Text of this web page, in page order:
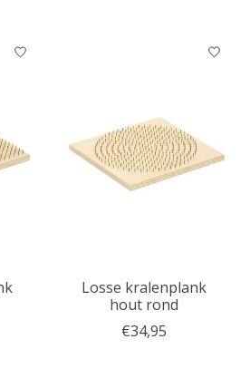
Losse kralenplank
hout rond
€34,95